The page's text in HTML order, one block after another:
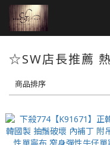
☆SW店長推薦
商品排序